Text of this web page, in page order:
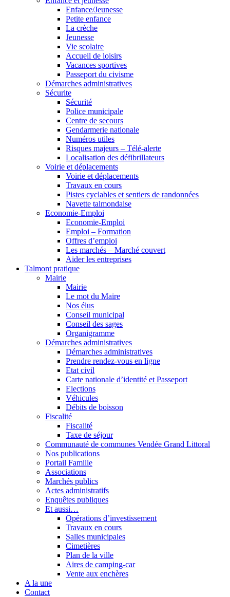
Enfance/Jeunesse
Petite enfance
La crèche
Jeunesse
Vie scolaire
Accueil de loisirs
Vacances sportives
Passeport du civisme
Démarches administratives
Sécurite
Sécurité
Police municipale
Centre de secours
Gendarmerie nationale
Numéros utiles
Risques majeurs – Télé-alerte
Localisation des défibrillateurs
Voirie et déplacements
Voirie et déplacements
Travaux en cours
Pistes cyclables et sentiers de randonnées
Navette talmondaise
Economie-Emploi
Economie-Emploi
Emploi – Formation
Offres d’emploi
Les marchés – Marché couvert
Aider les entreprises
Talmont pratique
Mairie
Mairie
Le mot du Maire
Nos élus
Conseil municipal
Conseil des sages
Organigramme
Démarches administratives
Démarches administratives
Prendre rendez-vous en ligne
Etat civil
Carte nationale d’identité et Passeport
Elections
Véhicules
Débits de boisson
Fiscalité
Fiscalité
Taxe de séjour
Communauté de communes Vendée Grand Littoral
Nos publications
Portail Famille
Associations
Marchés publics
Actes administratifs
Enquêtes publiques
Et aussi…
Opérations d’investissement
Travaux en cours
Salles municipales
Cimetières
Plan de la ville
Aires de camping-car
Vente aux enchères
A la une
Contact